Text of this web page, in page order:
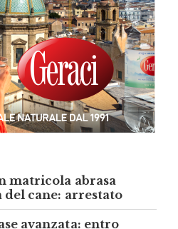
matricola abrasa
del cane: arrestato